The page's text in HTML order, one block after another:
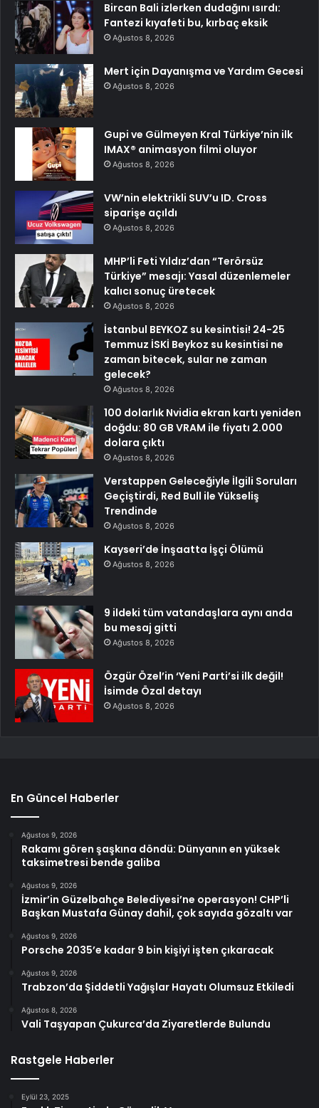
Bircan Bali izlerken dudağını ısırdı:
Fantezi kıyafeti bu, kırbaç eksik
Ağustos 8, 2026
Mert için Dayanışma ve Yardım Gecesi
Ağustos 8, 2026
Gupi ve Gülmeyen Kral Türkiye’nin ilk
IMAX® animasyon filmi oluyor
Ağustos 8, 2026
VW’nin elektrikli SUV’u ID. Cross
siparişe açıldı
Ağustos 8, 2026
MHP’li Feti Yıldız’dan “Terörsüz
Türkiye” mesajı: Yasal düzenlemeler
kalıcı sonuç üretecek
Ağustos 8, 2026
İstanbul BEYKOZ su kesintisi! 24-25
Temmuz İSKİ Beykoz su kesintisi ne
zaman bitecek, sular ne zaman
gelecek?
Ağustos 8, 2026
100 dolarlık Nvidia ekran kartı yeniden
doğdu: 80 GB VRAM ile fiyatı 2.000
dolara çıktı
Ağustos 8, 2026
Verstappen Geleceğiyle İlgili Soruları
Geçiştirdi, Red Bull ile Yükseliş
Trendinde
Ağustos 8, 2026
Kayseri’de İnşaatta İşçi Ölümü
Ağustos 8, 2026
9 ildeki tüm vatandaşlara aynı anda
bu mesaj gitti
Ağustos 8, 2026
Özgür Özel’in ‘Yeni Parti’si ilk değil!
İsimde Özal detayı
Ağustos 8, 2026
En Güncel Haberler
Ağustos 9, 2026
Rakamı gören şaşkına döndü: Dünyanın en yüksek
taksimetresi bende galiba
Ağustos 9, 2026
İzmir’in Güzelbahçe Belediyesi’ne operasyon! CHP’li
Başkan Mustafa Günay dahil, çok sayıda gözaltı var
Ağustos 9, 2026
Porsche 2035’e kadar 9 bin kişiyi işten çıkaracak
Ağustos 9, 2026
Trabzon’da Şiddetli Yağışlar Hayatı Olumsuz Etkiledi
Ağustos 8, 2026
Vali Taşyapan Çukurca’da Ziyaretlerde Bulundu
Rastgele Haberler
Eylül 23, 2025